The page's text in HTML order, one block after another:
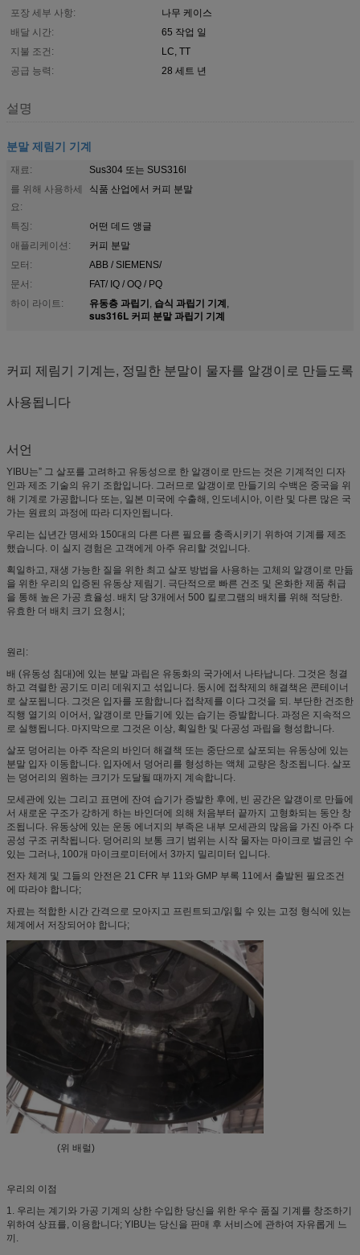
포장 세부 사항:
나무 케이스
배달 시간:
65 작업 일
지불 조건:
LC, TT
공급 능력:
28 세트 년
설명
분말 제림기 기계
재료:
Sus304 또는 SUS316l
를 위해 사용하세
요:
식품 산업에서 커피 분말
특징:
어떤 데드 앵글
애플리케이션:
커피 분말
모터:
ABB / SIEMENS/
문서:
FAT/ IQ / OQ / PQ
하이 라이트:
유동층 과립기, 습식 과립기 기계,
sus316L 커피 분말 과립기 기계
커피 제림기 기계는, 정밀한 분말이 물자를 알갱이로 만들도록
사용됩니다
서언
YIBU는” 그 살포를 고려하고 유동성으로 한 알갱이로 만드는 것은 기계적인 디자
인과 제조 기술의 유기 조합입니다. 그러므로 알갱이로 만들기의 수백은 중국을 위
해 기계로 가공합니다 또는, 일본 미국에 수출해, 인도네시아, 이란 및 다른 많은 국
가는 원료의 과정에 따라 디자인됩니다.
우리는 십년간 명세와 150대의 다른 다른 필요를 충족시키기 위하여 기계를 제조
했습니다. 이 실지 경험은 고객에게 아주 유리할 것입니다.
획일하고, 재생 가능한 질을 위한 최고 살포 방법을 사용하는 고체의 알갱이로 만듦
을 위한 우리의 입증된 유동상 제림기. 극단적으로 빠른 건조 및 온화한 제품 취급
을 통해 높은 가공 효율성. 배치 당 3개에서 500 킬로그램의 배치를 위해 적당한.
유효한 더 배치 크기 요청시;
원리:
배 (유동성 침대)에 있는 분말 과립은 유동화의 국가에서 나타납니다. 그것은 청결
하고 격렬한 공기도 미리 데워지고 섞입니다. 동시에 접착제의 해결책은 콘테이너
로 살포됩니다. 그것은 입자를 포함합니다 접착제를 이다 그것을 되. 부단한 건조한
직행 열기의 이어서, 알갱이로 만들기에 있는 습기는 증발합니다. 과정은 지속적으
로 실행됩니다. 마지막으로 그것은 이상, 획일한 및 다공성 과립을 형성합니다.
살포 덩어리는 아주 작은의 바인더 해결책 또는 중단으로 살포되는 유동상에 있는
분말 입자 이동합니다. 입자에서 덩어리를 형성하는 액체 교량은 창조됩니다. 살포
는 덩어리의 원하는 크기가 도달될 때까지 계속합니다.
모세관에 있는 그리고 표면에 잔여 습기가 증발한 후에, 빈 공간은 알갱이로 만들에
서 새로운 구조가 강하게 하는 바인더에 의해 처음부터 끝까지 고형화되는 동안 창
조됩니다. 유동상에 있는 운동 에너지의 부족은 내부 모세관의 많음을 가진 아주 다
공성 구조 귀착됩니다. 덩어리의 보통 크기 범위는 시작 물자는 마이크로 벌금인 수
있는 그러나, 100개 마이크로미터에서 3까지 밀리미터 입니다.
전자 체계 및 그들의 안전은 21 CFR 부 11와 GMP 부록 11에서 출발된 필요조건
에 따라야 합니다;
자료는 적합한 시간 간격으로 모아지고 프린트되고/읽힐 수 있는 고정 형식에 있는
체계에서 저장되어야 합니다;
(위 배럴)
우리의 이점
1. 우리는 계기와 가공 기계의 상한 수입한 당신을 위한 우수 품질 기계를 창조하기
위하여 상표를, 이용합니다; YIBU는 당신을 판매 후 서비스에 관하여 자유롭게 느
끼.